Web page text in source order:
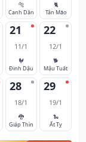
🐅
Canh Dần
🐈
Tân Mão
21
11/1
🐓
Đinh Dậu
22
12/1
🐕
Mậu Tuất
28
18/1
🐉
Giáp Thìn
29
19/1
🐍
Ất Tỵ